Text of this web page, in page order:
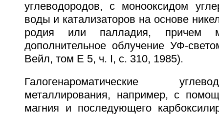
углеводородов, с монооксидом
воды и катализаторов на основе
родия или палладия, причем
дополнительное облучение УФ-
Вейл, том Е 5, ч. I, с. 310, 1985).
Галогенароматические
металлирования, например, с
магния и последующего